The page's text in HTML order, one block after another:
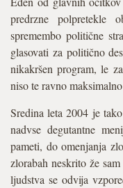
predrzne polpretekle
spremembo politične
glasovati za politično
nikakršen program, le
niso te ravno
Sredina leta 2004 je
nadvse degutantne
pameti, do omenjanja
zlorabah neskrito že
ljudstva se odvija